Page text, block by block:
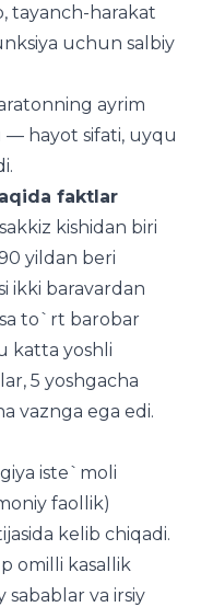
tayanch-harakat
uchun salbiy
ayrim
— hayot sifati, uyqu
faktlar
kishidan biri
yildan beri
ikki baravardan
to`rt barobar
katta yoshli
5 yoshgacha
vaznga ega edi.
iste`moli
faollik)
kelib chiqadi.
omilli kasallik
va irsiy